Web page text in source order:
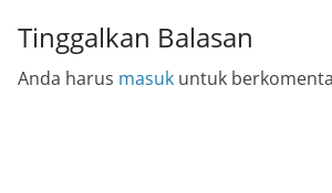
Tinggalkan Balasan
Anda harus masuk untuk